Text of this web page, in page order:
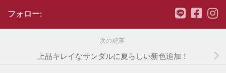
フォロー:
次の記事
上品キレイなサンダルに夏らしい新色追加！